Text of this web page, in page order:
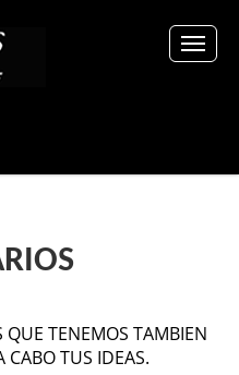
TENEMOS TAMBIEN
CABO TUS IDEAS.